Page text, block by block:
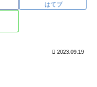
はてブ
2023.09.19